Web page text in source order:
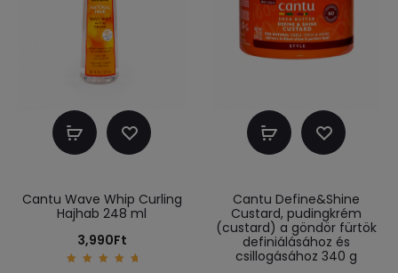
Kosárba
Cantu Wave Whip Curling
Hajhab 248 ml
3,990Ft
Kosárba
Cantu Define&Shine
Custard, pudingkrém
(custard) a göndör fürtök
definiálásához és
csillogásához 340 g